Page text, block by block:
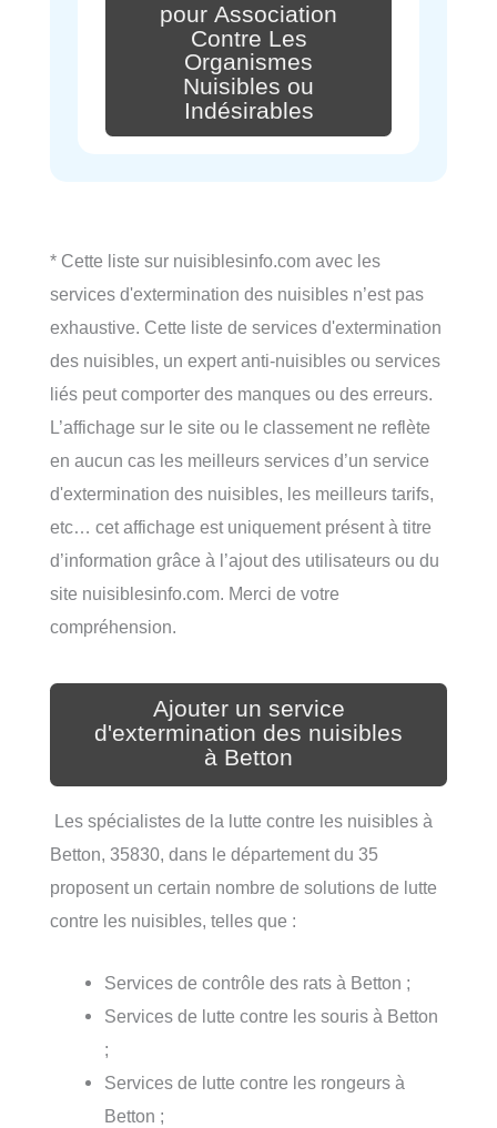
pour Association
Contre Les
Organismes
Nuisibles ou
Indésirables
* Cette liste sur nuisiblesinfo.com avec les
services d'extermination des nuisibles n’est pas
exhaustive. Cette liste de services d'extermination
des nuisibles, un expert anti-nuisibles ou services
liés peut comporter des manques ou des erreurs.
L’affichage sur le site ou le classement ne reflète
en aucun cas les meilleurs services d’un service
d'extermination des nuisibles, les meilleurs tarifs,
etc… cet affichage est uniquement présent à titre
d’information grâce à l’ajout des utilisateurs ou du
site nuisiblesinfo.com. Merci de votre
compréhension.
Ajouter un service
d'extermination des nuisibles
à Betton
Les spécialistes de la lutte contre les nuisibles à
Betton, 35830, dans le département du 35
proposent un certain nombre de solutions de lutte
contre les nuisibles, telles que :
Services de contrôle des rats à Betton ;
Services de lutte contre les souris à Betton
;
Services de lutte contre les rongeurs à
Betton ;